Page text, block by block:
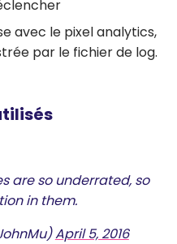
avec le pixel analytics,
par le fichier de log.
are so underrated, so
in them.
April 5, 2016